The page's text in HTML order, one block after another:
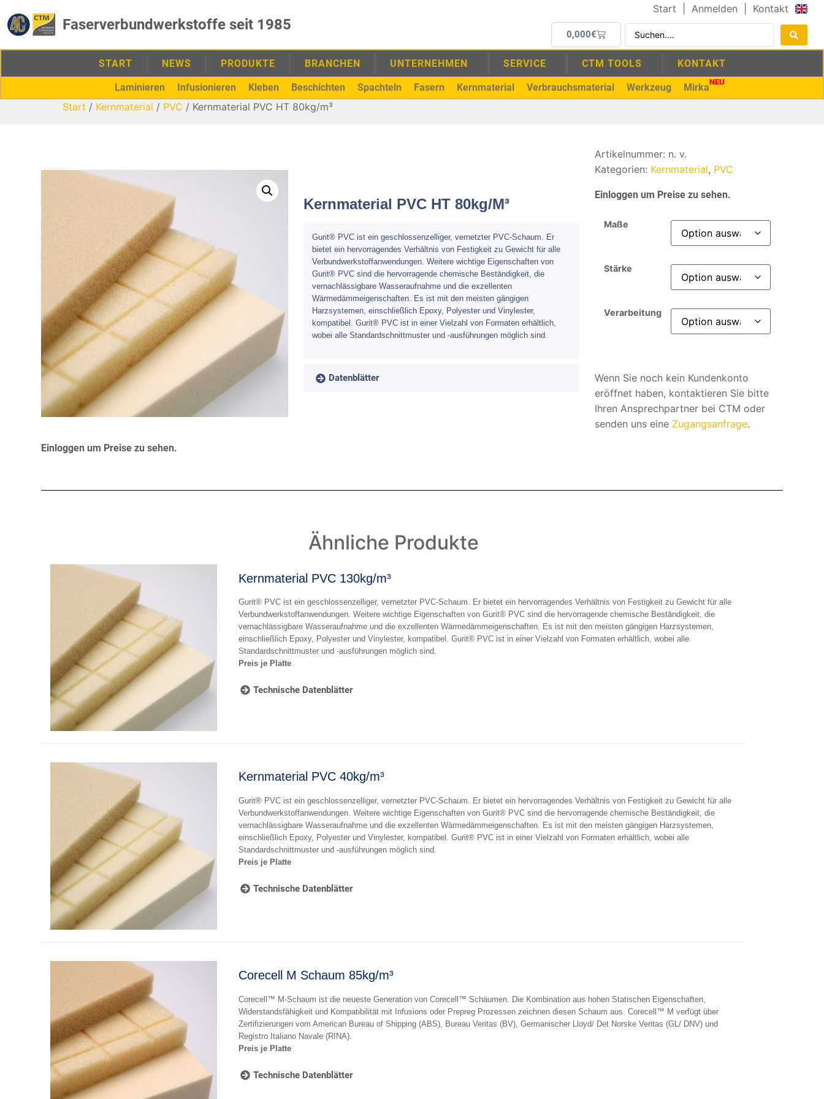
Faserverbundwerkstoffe seit 1985
Start Anmelden Kontakt
0,000€
START NEWS PRODUKTE BRANCHEN UNTERNEHMEN SERVICE CTM TOOLS KONTAKT
Laminieren Infusionieren Kleben Beschichten Spachteln Fasern Kernmaterial Verbrauchsmaterial Werkzeug MirkaNEU
Start / Kernmaterial / PVC / Kernmaterial PVC HT 80kg/m³
Kernmaterial PVC HT 80kg/m³
Gurit® PVC ist ein geschlossenzelliger, vernetzter PVC-Schaum. Er
bietet ein hervorragendes Verhältnis von Festigkeit zu Gewicht für alle
Verbundwerkstoffanwendungen. Weitere wichtige Eigenschaften von
Gurit® PVC sind die hervorragende chemische Beständigkeit, die
vernachlässigbare Wasseraufnahme und die exzellenten
Wärmedämmeigenschaften. Es ist mit den meisten gängigen
Harzsystemen, einschließlich Epoxy, Polyester und Vinylester,
kompatibel. Gurit® PVC ist in einer Vielzahl von Formaten erhältlich,
wobei alle Standardschnittmuster und -ausführungen möglich sind.
Datenblätter
Artikelnummer: n. v.
Kategorien: Kernmaterial, PVC
Einloggen um Preise zu sehen.
Maße
Stärke
Verarbeitung
Wenn Sie noch kein Kundenkonto
eröffnet haben, kontaktieren Sie bitte
Ihren Ansprechpartner bei CTM oder
senden uns eine Zugangsanfrage.
Einloggen um Preise zu sehen.
Ähnliche Produkte
Kernmaterial PVC 130kg/m³
Gurit® PVC ist ein geschlossenzelliger, vernetzter PVC-Schaum. Er bietet ein hervorragendes Verhältnis von Festigkeit zu Gewicht für alle
Verbundwerkstoffanwendungen. Weitere wichtige Eigenschaften von Gurit® PVC sind die hervorragende chemische Beständigkeit, die
vernachlässigbare Wasseraufnahme und die exzellenten Wärmedämmeigenschaften. Es ist mit den meisten gängigen Harzsystemen,
einschließlich Epoxy, Polyester und Vinylester, kompatibel. Gurit® PVC ist in einer Vielzahl von Formaten erhältlich, wobei alle
Standardschnittmuster und -ausführungen möglich sind.
Preis je Platte
Technische Datenblätter
Kernmaterial PVC 40kg/m³
Gurit® PVC ist ein geschlossenzelliger, vernetzter PVC-Schaum. Er bietet ein hervorragendes Verhältnis von Festigkeit zu Gewicht für alle
Verbundwerkstoffanwendungen. Weitere wichtige Eigenschaften von Gurit® PVC sind die hervorragende chemische Beständigkeit, die
vernachlässigbare Wasseraufnahme und die exzellenten Wärmedämmeigenschaften. Es ist mit den meisten gängigen Harzsystemen,
einschließlich Epoxy, Polyester und Vinylester, kompatibel. Gurit® PVC ist in einer Vielzahl von Formaten erhältlich, wobei alle
Standardschnittmuster und -ausführungen möglich sind.
Preis je Platte
Technische Datenblätter
Corecell M Schaum 85kg/m³
Corecell™ M-Schaum ist die neueste Generation von Corecell™ Schäumen. Die Kombination aus hohen Statischen Eigenschaften,
Widerstandsfähigkeit und Kompatibilität mit Infusions oder Prepreg Prozessen zeichnen diesen Schaum aus. Corecell™ M verfügt über
Zertifizierungen vom American Bureau of Shipping (ABS), Bureau Veritas (BV), Germanischer Lloyd/ Det Norske Veritas (GL/ DNV) und
Registro Italiano Navale (RINA).
Preis je Platte
Technische Datenblätter